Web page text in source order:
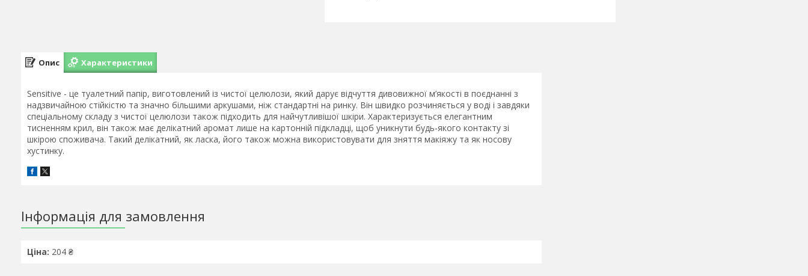
Опис Характеристики
Sensitive - це туалетний папір, виготовлений із чистої целюлози, який дарує відчуття дивовижної м’якості в поєднанні з
надзвичайною стійкістю та значно більшими аркушами, ніж стандартні на ринку. Він швидко розчиняється у воді і завдяки
спеціальному складу з чистої целюлози також підходить для найчутливішої шкіри. Характеризується елегантним
тисненням крил, він також має делікатний аромат лише на картонній підкладці, щоб уникнути будь-якого контакту зі
шкірою споживача. Такий делікатний, як ласка, його також можна використовувати для зняття макіяжу та як носову
хустинку.
Інформація для замовлення
Ціна: 204 ₴